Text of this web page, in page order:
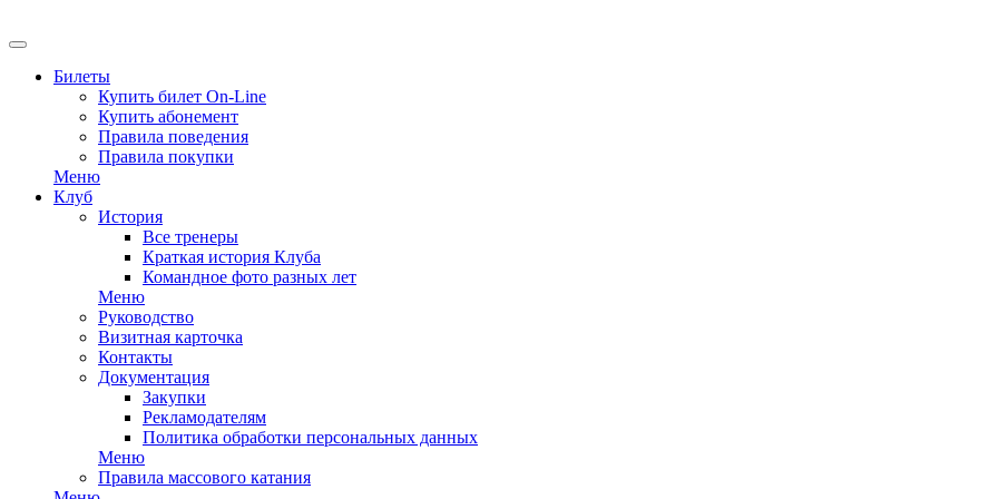
Билеты
Купить билет On-Line
Купить абонемент
Правила поведения
Правила покупки
Меню
Клуб
История
Все тренеры
Краткая история Клуба
Командное фото разных лет
Меню
Руководство
Визитная карточка
Контакты
Документация
Закупки
Рекламодателям
Политика обработки персональных данных
Меню
Правила массового катания